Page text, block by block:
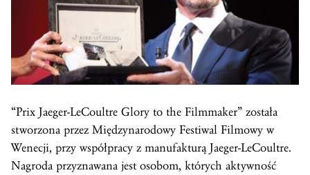
“Prix Jaeger-LeCoultre Glory to the Filmmaker” została
stworzona przez Międzynarodowy Festiwal Filmowy w
Wenecji, przy współpracy z manufakturą Jaeger-LeCoultre.
Nagroda przyznawana jest osobom, których aktywność